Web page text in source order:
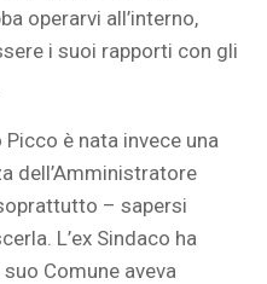
operarvi all’interno,
i suoi rapporti con gli
è nata invece una
dell’Amministratore
– sapersi
L’ex Sindaco ha
Comune aveva